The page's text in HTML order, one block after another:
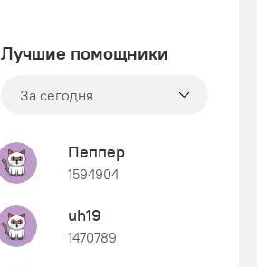
Лучшие помощники
За сегодня
Пеппер
1594904
uh19
1470789